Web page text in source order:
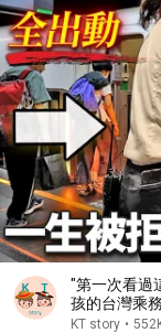
"第一次看過
孩的台灣乘
KT story •